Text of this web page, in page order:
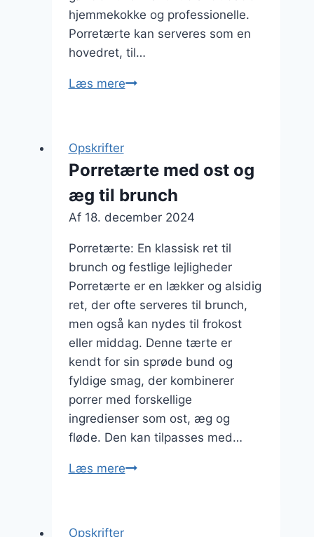
hjemmekokke og professionelle.
Porretærte kan serveres som en
hovedret, til…
Læs merePorretærte
Opskrifter
Porretærte med ost og
æg til brunch
Af 18. december 2024
Porretærte: En klassisk ret til
brunch og festlige lejligheder
Porretærte er en lækker og alsidig
ret, der ofte serveres til brunch,
men også kan nydes til frokost
eller middag. Denne tærte er
kendt for sin sprøde bund og
fyldige smag, der kombinerer
porrer med forskellige
ingredienser som ost, æg og
fløde. Den kan tilpasses med…
Læs merePorretærte
Opskrifter